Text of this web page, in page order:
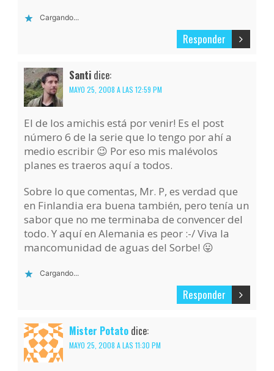
Cargando...
Responder
Santi dice:
MAYO 25, 2008 A LAS 12:59 PM
El de los amichis está por venir! Es el post
número 6 de la serie que lo tengo por ahí a
medio escribir 😉 Por eso mis malévolos
planes es traeros aquí a todos.
Sobre lo que comentas, Mr. P, es verdad que
en Finlandia era buena también, pero tenía un
sabor que no me terminaba de convencer del
todo. Y aquí en Alemania es peor :-/ Viva la
mancomunidad de aguas del Sorbe! 😛
Cargando...
Responder
Mister Potato dice:
MAYO 25, 2008 A LAS 11:30 PM